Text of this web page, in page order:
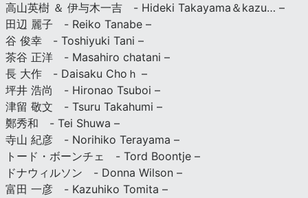
高山英樹 ＆ 伊与木一吉 - Hideki Takayama＆kazu… –
田辺 麗子 - Reiko Tanabe –
谷 俊幸 - Toshiyuki Tani –
茶谷 正洋 - Masahiro chatani –
長 大作 - Daisaku Choｈ –
坪井 浩尚 - Hironao Tsuboi –
津留 敬文 - Tsuru Takahumi –
鄭秀和 - Tei Shuwa –
寺山 紀彦 - Norihiko Terayama –
トード・ボーンチェ - Tord Boontje –
ドナウィルソン - Donna Wilson –
富田 一彦 - Kazuhiko Tomita –